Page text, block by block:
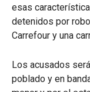
esas
detenidos por
Carrefour y una
Los acusados
poblado y en